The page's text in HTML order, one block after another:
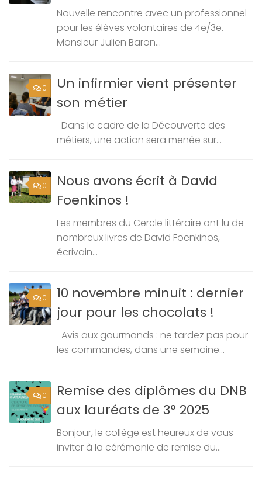
Nouvelle rencontre avec un professionnel
pour les élèves volontaires de 4e/3e.
Monsieur Julien Baron...
0
Un infirmier vient présenter
son métier
Dans le cadre de la Découverte des
métiers, une action sera menée sur...
0
Nous avons écrit à David
Foenkinos !
Les membres du Cercle littéraire ont lu de
nombreux livres de David Foenkinos,
écrivain...
0
10 novembre minuit : dernier
jour pour les chocolats !
Avis aux gourmands : ne tardez pas pour
les commandes, dans une semaine...
0
Remise des diplômes du DNB
aux lauréats de 3° 2025
Bonjour, le collège est heureux de vous
inviter à la cérémonie de remise du...